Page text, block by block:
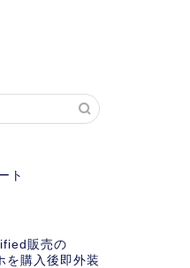
ト
販売の
を購入後即外装